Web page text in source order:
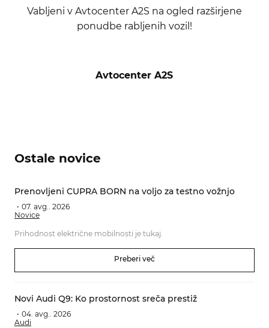
Vabljeni v Avtocenter A2S na ogled razširjene
ponudbe rabljenih vozil!
Avtocenter A2S
Ostale novice
Prenovljeni CUPRA BORN na voljo za testno vožnjo
Novice
07. avg.. 2026
Prihodnost električne mobilnosti je tukaj.
Preberi več
Novi Audi Q9: Ko prostornost sreča prestiž
Audi
04. avg.. 2026